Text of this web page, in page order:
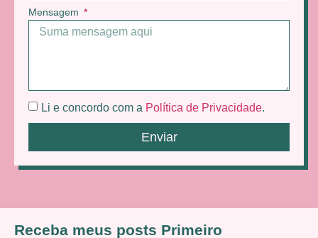
Mensagem
Li e concordo com a Política de Privacidade.
Enviar
Receba meus posts Primeiro